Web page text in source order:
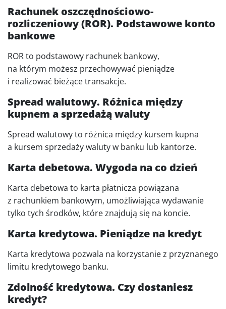
Rachunek oszczędnościowo-
rozliczeniowy (ROR). Podstawowe konto
bankowe
ROR to podstawowy rachunek bankowy,
na którym możesz przechowywać pieniądze
i realizować bieżące transakcje.
Spread walutowy. Różnica między
kupnem a sprzedażą waluty
Spread walutowy to różnica między kursem kupna
a kursem sprzedaży waluty w banku lub kantorze.
Karta debetowa. Wygoda na co dzień
Karta debetowa to karta płatnicza powiązana
z rachunkiem bankowym, umożliwiająca wydawanie
tylko tych środków, które znajdują się na koncie.
Karta kredytowa. Pieniądze na kredyt
Karta kredytowa pozwala na korzystanie z przyznanego
limitu kredytowego banku.
Zdolność kredytowa. Czy dostaniesz
kredyt?